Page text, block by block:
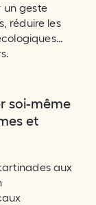
un geste
réduire les
soi-même
et
aux